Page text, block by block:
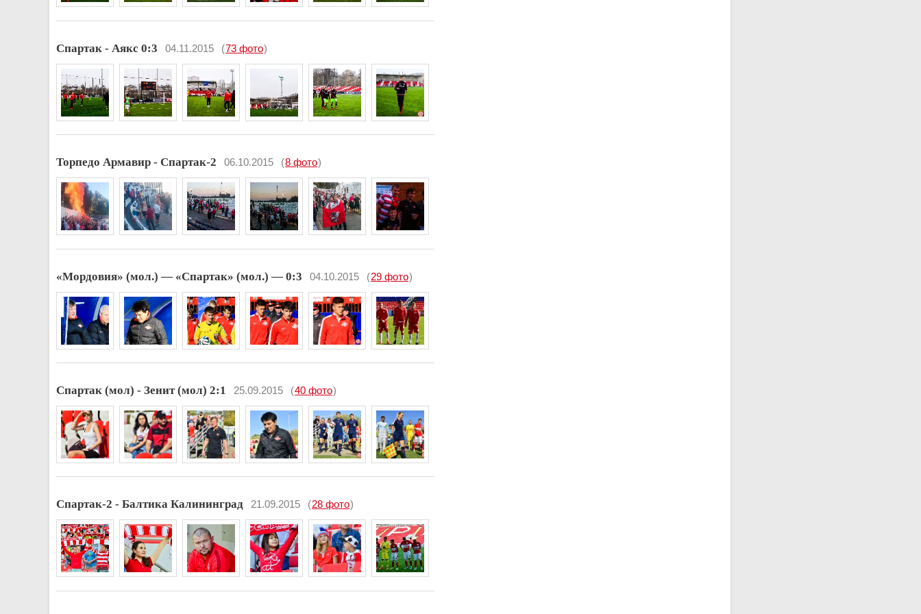
Спартак - Аякс 0:3 04.11.2015 (73 фото)
Торпедо Армавир - Спартак-2 06.10.2015 (8 фото)
«Мордовия» (мол.) — «Спартак» (мол.) — 0:3 04.10.2015 (29 фото)
Спартак (мол) - Зенит (мол) 2:1 25.09.2015 (40 фото)
Спартак-2 - Балтика Калининград 21.09.2015 (28 фото)